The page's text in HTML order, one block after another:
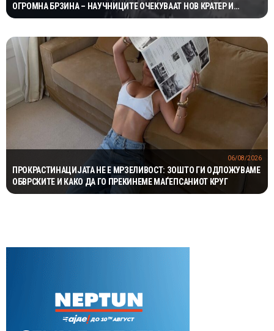
ОГРОМНА БРЗИНА – НАУЧНИЦИТЕ ОЧЕКУВААТ НОВ КРАТЕР И
ВАЖНИ СОЗНАНИЈА
ПРОКРАСТИНАЦИЈАТА НЕ Е МРЗЕЛИВОСТ: ЗОШТО ГИ ОДЛОЖУВАМЕ
ОБВРСКИТЕ И КАКО ДА ГО ПРЕКИНЕМЕ МАЃЕПСАНИОТ КРУГ
06/08/2026